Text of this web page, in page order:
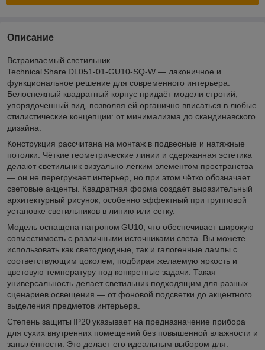
Описание
Встраиваемый светильник
Technical Share DL051‑01‑GU10‑SQ‑W — лаконичное и
функциональное решение для современного интерьера.
Белоснежный квадратный корпус придаёт модели строгий,
упорядоченный вид, позволяя ей органично вписаться в любые
стилистические концепции: от минимализма до скандинавского
дизайна.
Конструкция рассчитана на монтаж в подвесные и натяжные
потолки. Чёткие геометрические линии и сдержанная эстетика
делают светильник визуально лёгким элементом пространства
— он не перегружает интерьер, но при этом чётко обозначает
световые акценты. Квадратная форма создаёт выразительный
архитектурный рисунок, особенно эффектный при групповой
установке светильников в линию или сетку.
Модель оснащена патроном GU10, что обеспечивает широкую
совместимость с различными источниками света. Вы можете
использовать как светодиодные, так и галогенные лампы с
соответствующим цоколем, подбирая желаемую яркость и
цветовую температуру под конкретные задачи. Такая
универсальность делает светильник подходящим для разных
сценариев освещения — от фоновой подсветки до акцентного
выделения предметов интерьера.
Степень защиты IP20 указывает на предназначение прибора
для сухих внутренних помещений без повышенной влажности и
запылённости. Это делает его идеальным выбором для: